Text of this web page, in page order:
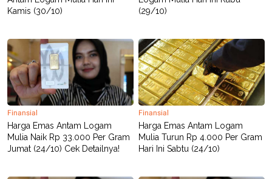
Kamis (30/10)
(29/10)
Finansial
Harga Emas Antam Logam
Mulia Naik Rp 33.000 Per Gram
Jumat (24/10) Cek Detailnya!
Finansial
Harga Emas Antam Logam
Mulia Turun Rp 4.000 Per Gram
Hari Ini Sabtu (24/10)